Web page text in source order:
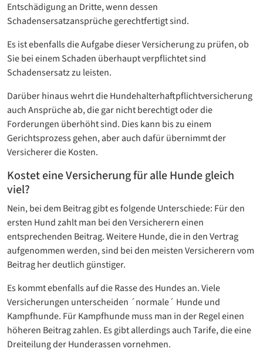
Entschädigung an Dritte, wenn dessen
Schadensersatzansprüche gerechtfertigt sind.
Es ist ebenfalls die Aufgabe dieser Versicherung zu prüfen, ob
Sie bei einem Schaden überhaupt verpflichtet sind
Schadensersatz zu leisten.
Darüber hinaus wehrt die Hundehalterhaftpflichtversicherung
auch Ansprüche ab, die gar nicht berechtigt oder die
Forderungen überhöht sind. Dies kann bis zu einem
Gerichtsprozess gehen, aber auch dafür übernimmt der
Versicherer die Kosten.
Kostet eine Versicherung für alle Hunde gleich
viel?
Nein, bei dem Beitrag gibt es folgende Unterschiede: Für den
ersten Hund zahlt man bei den Versicherern einen
entsprechenden Beitrag. Weitere Hunde, die in den Vertrag
aufgenommen werden, sind bei den meisten Versicherern vom
Beitrag her deutlich günstiger.
Es kommt ebenfalls auf die Rasse des Hundes an. Viele
Versicherungen unterscheiden ´normale´ Hunde und
Kampfhunde. Für Kampfhunde muss man in der Regel einen
höheren Beitrag zahlen. Es gibt allerdings auch Tarife, die eine
Dreiteilung der Hunderassen vornehmen.